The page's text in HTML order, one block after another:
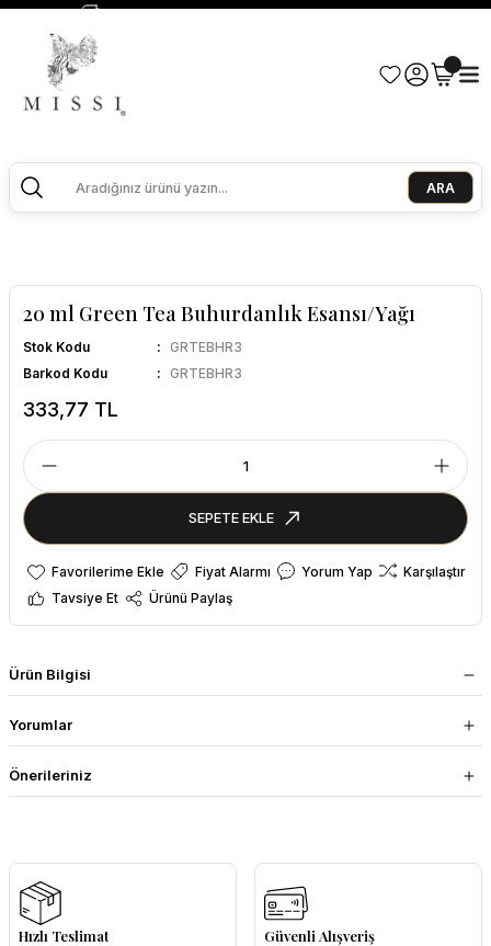
ARA
20 ml Green Tea Buhurdanlık Esansı/Yağı
Stok Kodu
GRTEBHR3
Barkod Kodu
GRTEBHR3
333,77 TL
SEPETE EKLE
Fiyat Alarmı Yorum Yap
Karşılaştır
Tavsiye Et
Ürünü Paylaş
Ürün Bilgisi
Yorumlar
Önerileriniz
Hızlı Teslimat Güvenli Alışveriş